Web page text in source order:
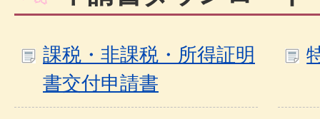
課税・非課税・所得証明
書交付申請書